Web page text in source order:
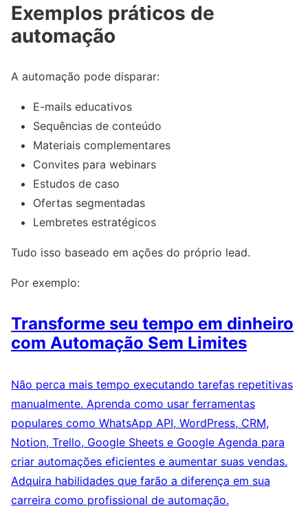
Exemplos práticos de
automação
A automação pode disparar:
E-mails educativos
Sequências de conteúdo
Materiais complementares
Convites para webinars
Estudos de caso
Ofertas segmentadas
Lembretes estratégicos
Tudo isso baseado em ações do próprio lead.
Por exemplo:
Transforme seu tempo em dinheiro
com Automação Sem Limites
Não perca mais tempo executando tarefas repetitivas
manualmente. Aprenda como usar ferramentas
populares como WhatsApp API, WordPress, CRM,
Notion, Trello, Google Sheets e Google Agenda para
criar automações eficientes e aumentar suas vendas.
Adquira habilidades que farão a diferença em sua
carreira como profissional de automação.